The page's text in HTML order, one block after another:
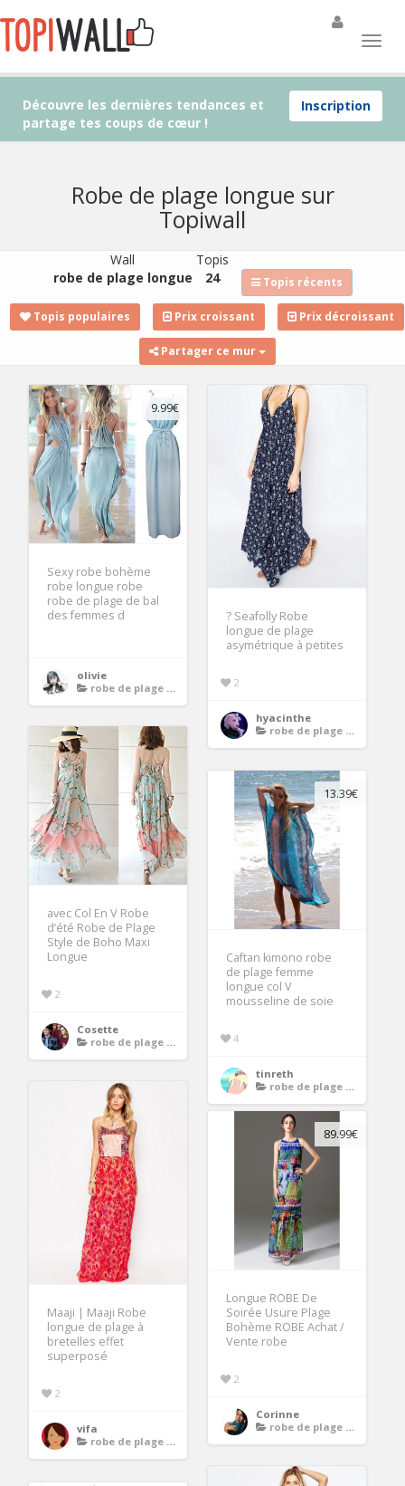
Inscription
Découvre les dernières tendances et
partage tes coups de cœur !
Robe de plage longue sur
Topiwall
Wall
robe de plage longue
Topis
24
Topis récents
Topis populaires Prix croissant Prix décroissant
Partager ce mur
9.99€
Sexy robe bohème
robe longue robe
robe de plage de bal
des femmes d
olivie
robe de plage longue
? Seafolly Robe
longue de plage
asymétrique à petites
2
hyacinthe
robe de plage longue
avec Col En V Robe
d’été Robe de Plage
Style de Boho Maxi
Longue
2
Cosette
robe de plage longue
13.39€
Caftan kimono robe
de plage femme
longue col V
mousseline de soie
4
tinreth
robe de plage longue
Maaji | Maaji Robe
longue de plage à
bretelles effet
superposé
2
vifa
robe de plage longue
89.99€
Longue ROBE De
Soirée Usure Plage
Bohème ROBE Achat /
Vente robe
2
Corinne
robe de plage longue